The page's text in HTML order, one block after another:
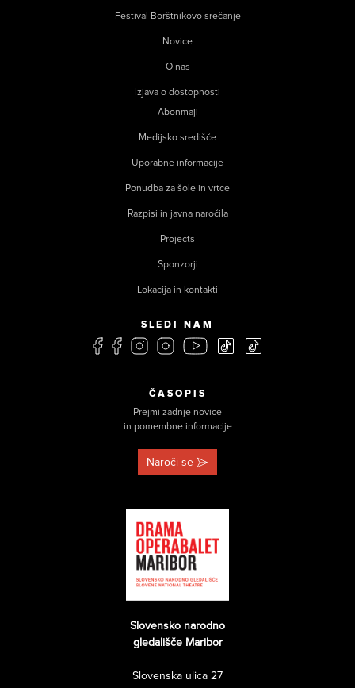
Festival Borštnikovo srečanje
Novice
O nas
Izjava o dostopnosti
Abonmaji
Medijsko središče
Uporabne informacije
Ponudba za šole in vrtce
Razpisi in javna naročila
Projects
Sponzorji
Lokacija in kontakti
SLEDI NAM
ČASOPIS
Prejmi zadnje novice
in pomembne informacije
Naroči se
Slovensko narodno
gledališče Maribor
Slovenska ulica 27